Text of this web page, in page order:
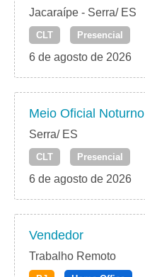
Jacaraípe - Serra/ ES
CLT Presencial
6 de agosto de 2026
Meio Oficial Noturno
Serra/ ES
CLT Presencial
6 de agosto de 2026
Vendedor
Trabalho Remoto